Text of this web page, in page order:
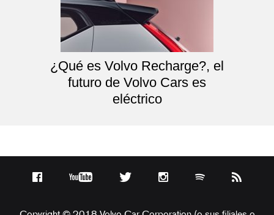
¿Qué es Volvo Recharge?, el
futuro de Volvo Cars es
eléctrico